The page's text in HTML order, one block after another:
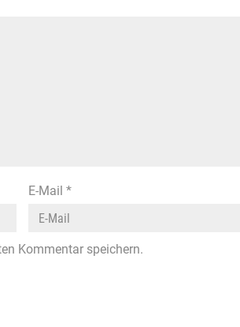
E-Mail *
Kommentar speichern.